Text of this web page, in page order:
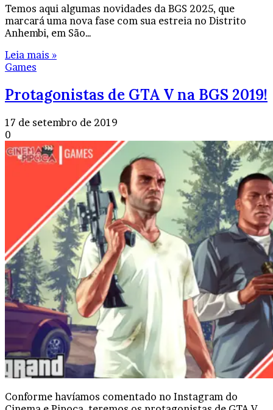
Temos aqui algumas novidades da BGS 2025, que
marcará uma nova fase com sua estreia no Distrito
Anhembi, em São…
Leia mais »
Games
Protagonistas de GTA V na BGS 2019!
17 de setembro de 2019
0
Conforme havíamos comentado no Instagram do